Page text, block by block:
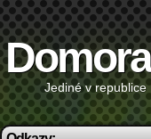
Jediné v republice